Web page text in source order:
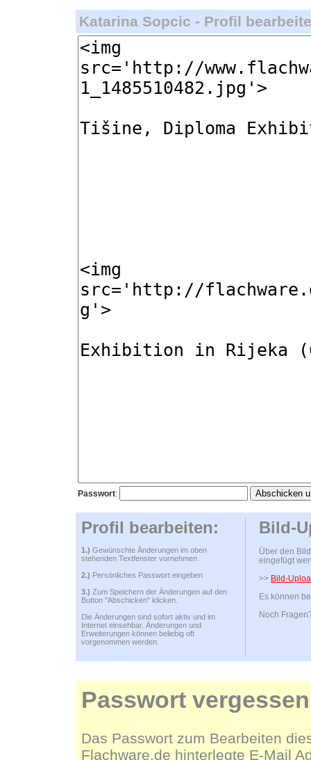
Katarina Sopcic - Profil
Passwort:
Profil bearbeiten:
1.) Gewünschte Änderungen im oben
stehenden Textfenster vornehmen.
2.) Persönliches Passwort eingeben
3.) Zum Speichern der Änderungen auf den
Button "Abschicken" klicken.
Die Änderungen sind sofort aktiv und im
Internet einsehbar. Änderungen und
Erweiterungen können beliebig oft
vorgenommen werden.
Bild-
Über den
eingefügt
>> Bild-
Es können
Noch
Passwort
Das Passwort zum Bearbeiten
Flachware.de hinterlegte E-Mail